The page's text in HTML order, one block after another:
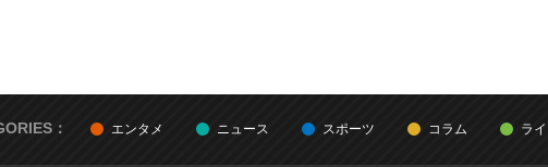
： エンタメ ニュース スポーツ コラム ラ